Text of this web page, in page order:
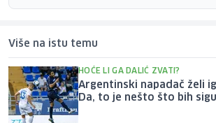
Više na istu temu
HOĆE LI GA DALIĆ ZVATI?
Argentinski napadač želi
Da, to je nešto što bih